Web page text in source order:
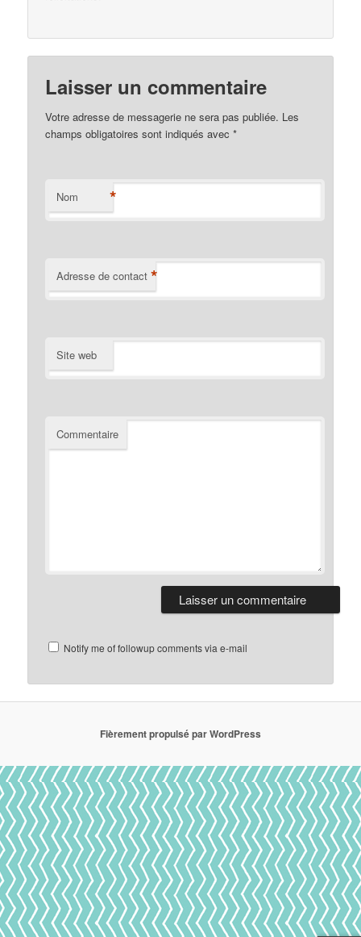
Laisser un commentaire
Votre adresse de messagerie ne sera pas publiée. Les
champs obligatoires sont indiqués avec*
Nom *
Adresse de contact *
Site web
Commentaire
Notify me of followup comments via e-mail
Fièrement propulsé par WordPress